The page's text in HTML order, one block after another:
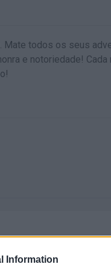
Information
Mate todos os seus
e notoriedade! Cada